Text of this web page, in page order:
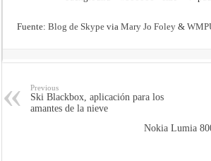
Fuente:Blog de Skype viaMary Jo Foley &
Previous
Ski Blackbox, aplicación para los
amantes de la nieve
Nokia Lumia